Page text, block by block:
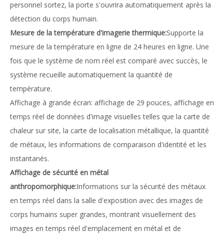
personnel sortez, la porte s'ouvrira automatiquement après la
détection du corps humain.
Mesure de la température d'imagerie thermique:Supporte la
mesure de la température en ligne de 24 heures en ligne. Une
fois que le système de nom réel est comparé avec succès, le
système recueille automatiquement la quantité de
température.
Affichage à grande écran: affichage de 29 pouces, affichage en
temps réel de données d'image visuelles telles que la carte de
chaleur sur site, la carte de localisation métallique, la quantité
de métaux, les informations de comparaison d'identité et les
instantanés.
Affichage de sécurité en métal
anthropomorphique:Informations sur la sécurité des métaux
en temps réel dans la salle d'exposition avec des images de
corps humains super grandes, montrant visuellement des
images en temps réel d'emplacement en métal et de